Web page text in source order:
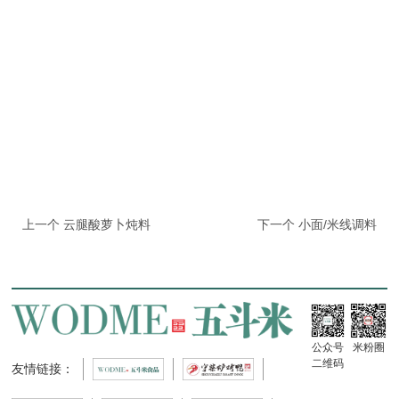
上一个 云腿酸萝卜炖料 下一个 小面/米线调料
友情链接：
米粉圈
公众号
二维码